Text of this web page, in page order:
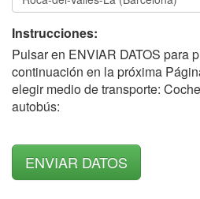
Instrucciones:
Pulsar en ENVIAR DATOS para
continuación en la próxima
elegir medio de transporte:
autobús: